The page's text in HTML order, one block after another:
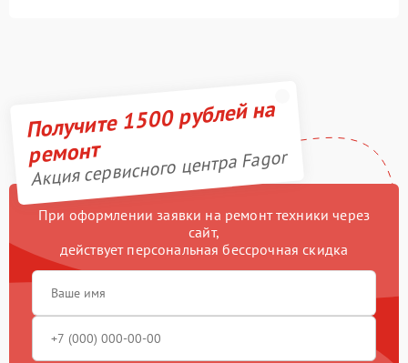
Получите 1500 рублей на
ремонт
Акция сервисного центра Fagor
При оформлении заявки на ремонт техники через
сайт,
действует персональная бессрочная скидка